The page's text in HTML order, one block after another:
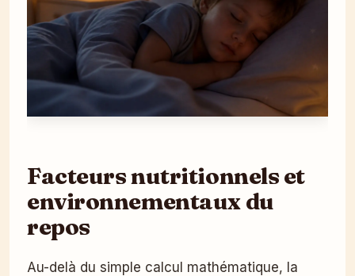
Facteurs nutritionnels et
environnementaux du
repos
Au-delà du simple calcul mathématique, la